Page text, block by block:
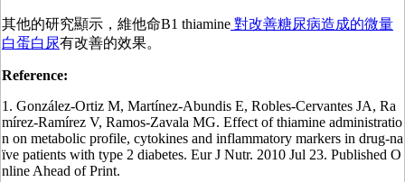
其他的研究顯示，維他命B1 thiamine 對改善糖尿病造成的微量
白蛋白尿有改善的效果。
Reference:
1. González-Ortiz M, Martínez-Abundis E, Robles-Cervantes JA, Ra
mírez-Ramírez V, Ramos-Zavala MG. Effect of thiamine administratio
n on metabolic profile, cytokines and inflammatory markers in drug-na
ïve patients with type 2 diabetes. Eur J Nutr. 2010 Jul 23. Published O
nline Ahead of Print.